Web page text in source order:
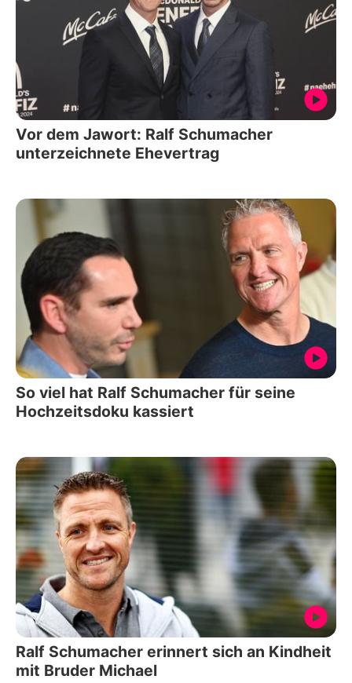
Vor dem Jawort: Ralf Schumacher
unterzeichnete Ehevertrag
So viel hat Ralf Schumacher für seine
Hochzeitsdoku kassiert
Ralf Schumacher erinnert sich an Kindheit
mit Bruder Michael